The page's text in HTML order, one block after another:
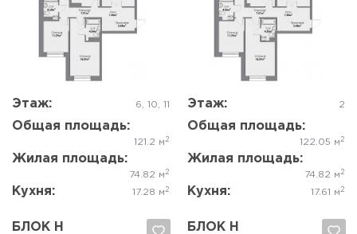
Этаж: 6, 10, 11
Общая площадь:
121.2 м 2
Жилая площадь:
74.82 м 2
Кухня: 17.28 м 2
Да, удалить
Этаж: 2
Общая площадь:
122.05 м 2
Жилая площадь:
74.82 м 2
Кухня: 17.61 м 2
Да, удалить
БЛОК Н БЛОК Н